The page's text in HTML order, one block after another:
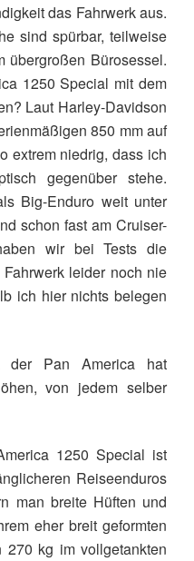
das Fahrwerk aus.
sind spürbar, teilweise
übergroßen Bürosessel.
1250 Special mit dem
Laut Harley-Davidson
850 mm auf
extrem niedrig, dass ich
gegenüber stehe.
Big-Enduro weit unter
schon fast am Cruiser-
wir bei Tests die
leider noch nie
ich hier nichts belegen
der Pan America hat
von jedem selber
1250 Special ist
Reiseenduros
man breite Hüften und
eher breit geformten
kg im vollgetankten